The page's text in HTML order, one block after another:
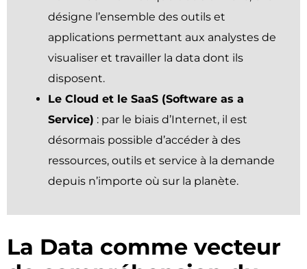
désigne l’ensemble des outils et
applications permettant aux analystes de
visualiser et travailler la data dont ils
disposent.
Le Cloud et le SaaS (Software as a
Service) : par le biais d’Internet, il est
désormais possible d’accéder à des
ressources, outils et service à la demande
depuis n’importe où sur la planète.
La Data comme vecteur